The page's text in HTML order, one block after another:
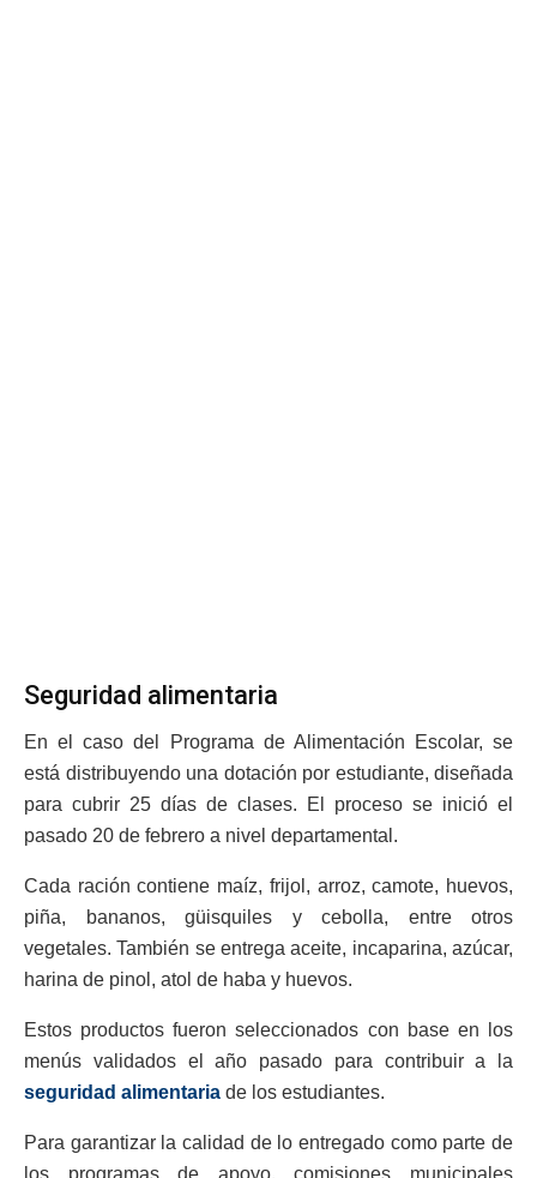
Seguridad alimentaria
En el caso del Programa de Alimentación Escolar, se
está distribuyendo una dotación por estudiante, diseñada
para cubrir 25 días de clases. El proceso se inició el
pasado 20 de febrero a nivel departamental.
Cada ración contiene maíz, frijol, arroz, camote, huevos,
piña, bananos, güisquiles y cebolla, entre otros
vegetales. También se entrega aceite, incaparina, azúcar,
harina de pinol, atol de haba y huevos.
Estos productos fueron seleccionados con base en los
menús validados el año pasado para contribuir a la
seguridad alimentaria de los estudiantes.
Para garantizar la calidad de lo entregado como parte de
los programas de apoyo, comisiones municipales